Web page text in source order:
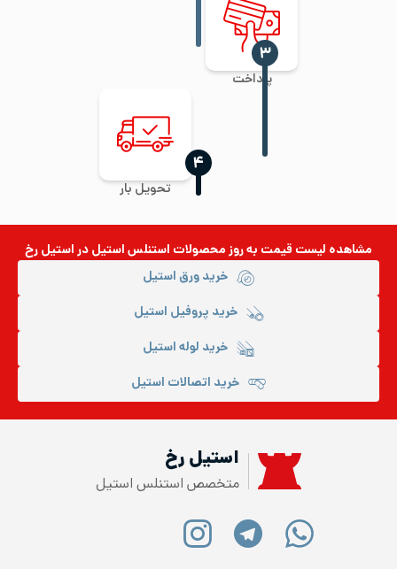
پرداخت
‍۳
تحویل بار
‍۴
مشاهده لیست قیمت به روزمحصولات استنلس استیلدر استیل رخ
خرید ورق استیل
خرید پروفیل استیل
خرید لوله استیل
خرید اتصالات استیل
استیل رخ
متخصص استنلس استیل